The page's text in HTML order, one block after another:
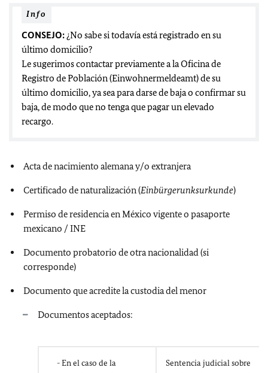
Info
CONSEJO:¿No sabe si todavía está registrado en su
último domicilio?
Le sugerimos contactar previamente a la Oficina de
Registro de Población (Einwohnermeldeamt) de su
último domicilio, ya sea para darse de baja o confirmar su
baja, de modo que no tenga que pagar un elevado
recargo.
Acta de nacimiento alemana y/o extranjera
Certificado de naturalización (Einbürgerunksurkunde)
Permiso de residencia en México vigente o pasaporte
mexicano / INE
Documento probatorio de otra nacionalidad (si
corresponde)
Documento que acredite la custodia del menor
Documentos aceptados:
- En el caso de la
Sentencia judicial sobre